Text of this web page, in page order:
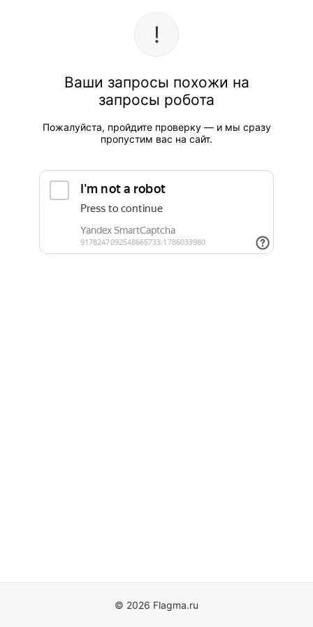
Ваши запросы похожи на
запросы робота
Пожалуйста, пройдите проверку — и мы сразу
пропустим вас на сайт.
© 2026 Flagma.ru